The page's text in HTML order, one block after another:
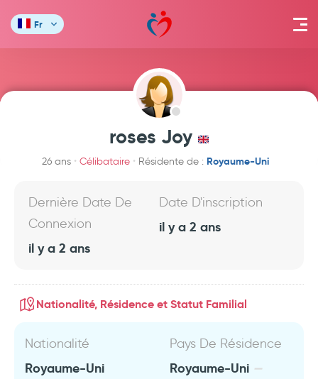
Fr
roses Joy
26 ans Célibataire Résidente de : Royaume-Uni
Dernière Date De
Connexion
il y a 2 ans
Date D'inscription
il y a 2 ans
Nationalité, Résidence et Statut Familial
Nationalité
Royaume-Uni
Pays De Résidence
Royaume-Uni